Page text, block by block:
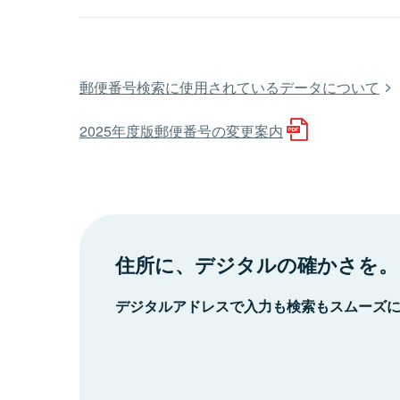
郵便番号検索に使用されているデータについて
2025年度版郵便番号の変更案内
住所に、デジタルの確かさを。
デジタルアドレスで入力も検索もスムーズ